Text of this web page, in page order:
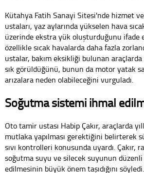
Kütahya Fatih Sanayi Sitesi'nde hizmet
ustaları, yaz aylarında yükselen hava
üzerinde ekstra yük oluşturduğunu ifade
özellikle sıcak havalarda daha fazla
ustalar, bakım eksikliği bulunan
sık görüldüğünü, bunun da motor yatak
arızalara neden olabileceğini vurguladı.
Soğutma sistemi ihmal
Oto tamir ustası Habip Çakır, araçlarda
mutlaka yapılması gerektiğini belirterek
sıvı kontrolleri konusunda uyardı. Çakır,
soğutma suyu ve silecek suyunun
edilmesinin büyük önem taşıdığını